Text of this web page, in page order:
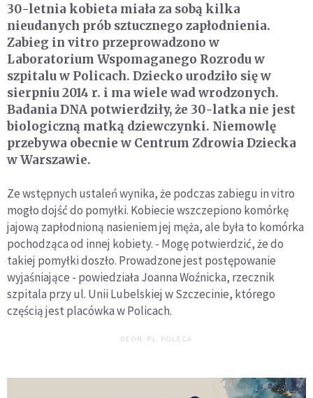
30-letnia kobieta miała za sobą kilka
nieudanych prób sztucznego zapłodnienia.
Zabieg in vitro przeprowadzono w
Laboratorium Wspomaganego Rozrodu w
szpitalu w Policach. Dziecko urodziło się w
sierpniu 2014 r. i ma wiele wad wrodzonych.
Badania DNA potwierdziły, że 30-latka nie jest
biologiczną matką dziewczynki. Niemowlę
przebywa obecnie w Centrum Zdrowia Dziecka
w Warszawie.
Ze wstępnych ustaleń wynika, że podczas zabiegu in vitro
mogło dojść do pomyłki. Kobiecie wszczepiono komórkę
jajową zapłodnioną nasieniem jej męża, ale była to komórka
pochodząca od innej kobiety. - Mogę potwierdzić, że do
takiej pomyłki doszło. Prowadzone jest postępowanie
wyjaśniające - powiedziała Joanna Woźnicka, rzecznik
szpitala przy ul. Unii Lubelskiej w Szczecinie, którego
częścią jest placówka w Policach.
DEON.PL POLECA